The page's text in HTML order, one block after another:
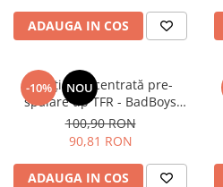
ADAUGA IN COS
-10% NOU
Soluție concentrată pre-
spălare tip TFR - BadBoys
Traffic Film Remover TFR (1L)
100,90 RON
90,81 RON
ADAUGA IN COS